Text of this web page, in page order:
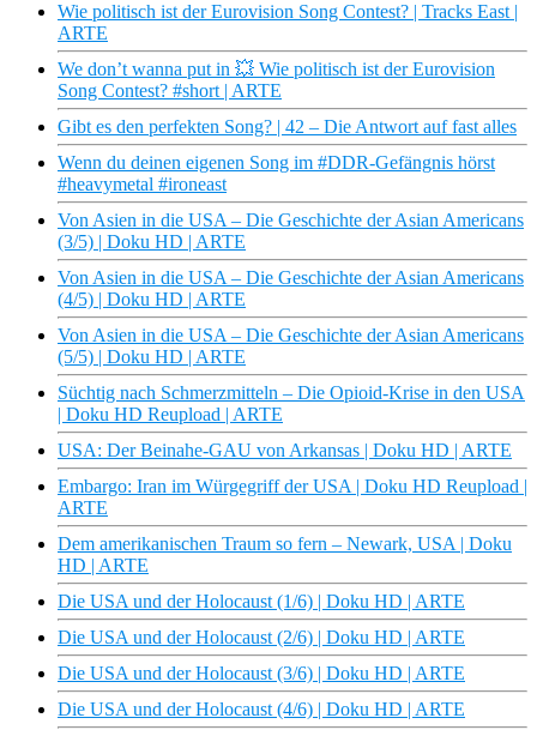
Wie politisch ist der Eurovision Song Contest? | Tracks East |
ARTE
We don’t wanna put in 💥 Wie politisch ist der Eurovision
Song Contest? #short | ARTE
Gibt es den perfekten Song? | 42 – Die Antwort auf fast alles
Wenn du deinen eigenen Song im #DDR-Gefängnis hörst
#heavymetal #ironeast
Von Asien in die USA – Die Geschichte der Asian Americans
(3/5) | Doku HD | ARTE
Von Asien in die USA – Die Geschichte der Asian Americans
(4/5) | Doku HD | ARTE
Von Asien in die USA – Die Geschichte der Asian Americans
(5/5) | Doku HD | ARTE
Süchtig nach Schmerzmitteln – Die Opioid-Krise in den USA
| Doku HD Reupload | ARTE
USA: Der Beinahe-GAU von Arkansas | Doku HD | ARTE
Embargo: Iran im Würgegriff der USA | Doku HD Reupload |
ARTE
Dem amerikanischen Traum so fern – Newark, USA | Doku
HD | ARTE
Die USA und der Holocaust (1/6) | Doku HD | ARTE
Die USA und der Holocaust (2/6) | Doku HD | ARTE
Die USA und der Holocaust (3/6) | Doku HD | ARTE
Die USA und der Holocaust (4/6) | Doku HD | ARTE